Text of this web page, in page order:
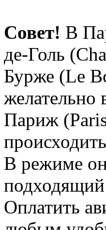
Совет! В
де-Голь
Бурже (Le
желательно
Париж
В режиме
подходящий
Оплатить